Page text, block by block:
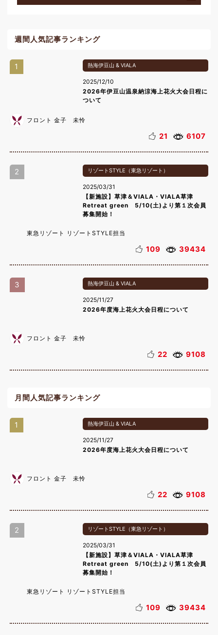
週間人気記事ランキング
1 熱海伊豆山 & VIALA
2025/12/10
2026年伊豆山温泉納涼海上花火大会日程に
ついて
フロント 金子 未怜
21 6107
2 リゾートSTYLE（東急リゾート）
2025/03/31
【新施設】草津＆VIALA・VIALA草津
Retreat green 5/10(土)より第１次会員
募集開始！
東急リゾート リゾートSTYLE担当
109 39434
3 熱海伊豆山 & VIALA
2025/11/27
2026年度海上花火大会日程について
フロント 金子 未怜
22 9108
月間人気記事ランキング
1 熱海伊豆山 & VIALA
2025/11/27
2026年度海上花火大会日程について
フロント 金子 未怜
22 9108
2 リゾートSTYLE（東急リゾート）
2025/03/31
【新施設】草津＆VIALA・VIALA草津
Retreat green 5/10(土)より第１次会員
募集開始！
東急リゾート リゾートSTYLE担当
109 39434